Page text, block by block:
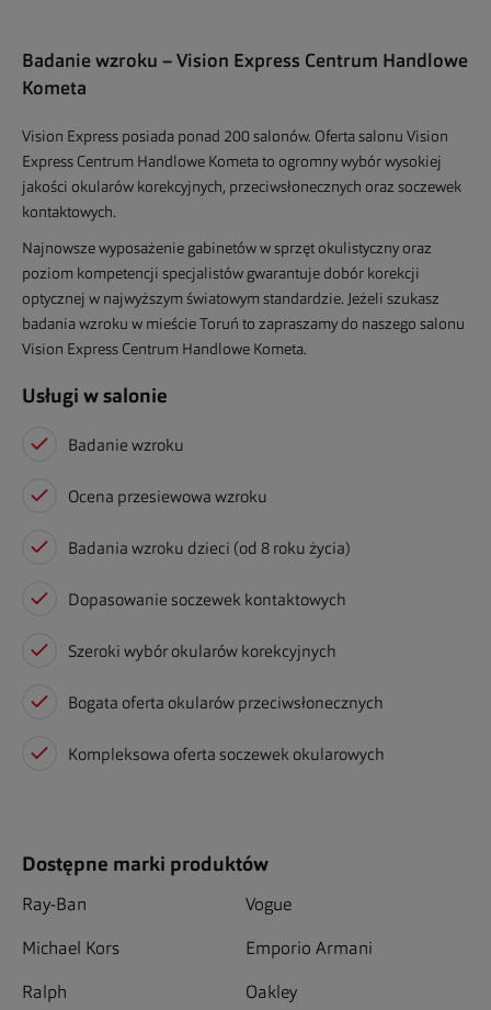
Badanie wzroku – Vision Express Centrum Handlowe
Kometa
Vision Express posiada ponad 200 salonów. Oferta salonu Vision
Express Centrum Handlowe Kometa to ogromny wybór wysokiej
jakości okularów korekcyjnych, przeciwsłonecznych oraz soczewek
kontaktowych.
Najnowsze wyposażenie gabinetów w sprzęt okulistyczny oraz
poziom kompetencji specjalistów gwarantuje dobór korekcji
optycznej w najwyższym światowym standardzie. Jeżeli szukasz
badania wzroku w mieście Toruń to zapraszamy do naszego salonu
Vision Express Centrum Handlowe Kometa.
Usługi w salonie
Badanie wzroku
Ocena przesiewowa wzroku
Badania wzroku dzieci (od 8 roku życia)
Dopasowanie soczewek kontaktowych
Szeroki wybór okularów korekcyjnych
Bogata oferta okularów przeciwsłonecznych
Kompleksowa oferta soczewek okularowych
Dostępne marki produktów
Ray-Ban Vogue
Michael Kors Emporio Armani
Ralph Oakley